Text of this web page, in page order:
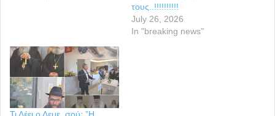
τους..!!!!!!!!!!
July 26, 2026
In "breaking news"